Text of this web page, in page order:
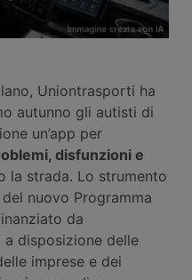
Uniontrasporti ha
autunno gli autisti di
un’app per
disfunzioni e
la strada. Lo strumento
nuovo Programma
da
a disposizione delle
imprese e dei